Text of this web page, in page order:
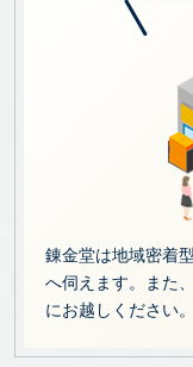
錬金堂は地域密着
へ伺えます。また
にお越しください。